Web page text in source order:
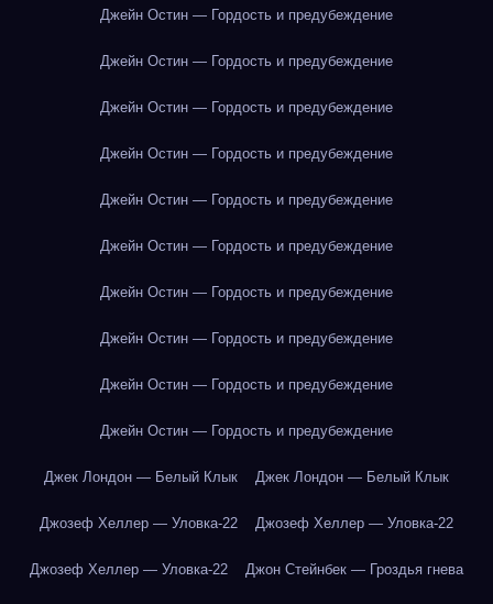
Джейн Остин — Гордость и предубеждение
Джейн Остин — Гордость и предубеждение
Джейн Остин — Гордость и предубеждение
Джейн Остин — Гордость и предубеждение
Джейн Остин — Гордость и предубеждение
Джейн Остин — Гордость и предубеждение
Джейн Остин — Гордость и предубеждение
Джейн Остин — Гордость и предубеждение
Джейн Остин — Гордость и предубеждение
Джейн Остин — Гордость и предубеждение
Джек Лондон — Белый Клык Джек Лондон — Белый Клык
Джозеф Хеллер — Уловка-22 Джозеф Хеллер — Уловка-22
Джозеф Хеллер — Уловка-22 Джон Стейнбек — Гроздья гнева